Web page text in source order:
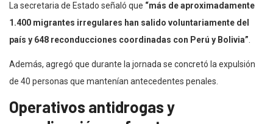
La secretaria de Estado señaló que “más de aproximadamente
1.400 migrantes irregulares han salido voluntariamente del
país y 648 reconducciones coordinadas con Perú y Bolivia”.
Además, agregó que durante la jornada se concretó la expulsión
de 40 personas que mantenían antecedentes penales.
Operativos antidrogas y